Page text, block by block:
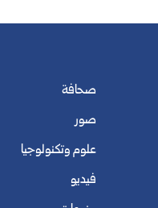
صحافة
صور
علوم وتكنولوجيا
فيديو